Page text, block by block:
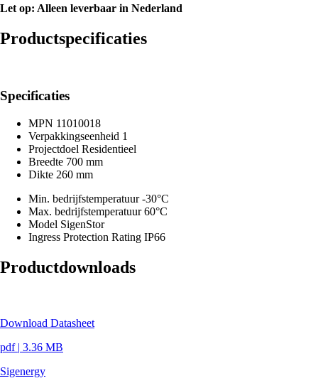
Let op: Alleen leverbaar in Nederland
Productspecificaties
Specificaties
MPN 11010018
Verpakkingseenheid 1
Projectdoel Residentieel
Breedte 700 mm
Dikte 260 mm
Min. bedrijfstemperatuur-30°C
Max. bedrijfstemperatuur60°C
Model SigenStor
Ingress Protection Rating IP66
Productdownloads
Download Datasheet
pdf | 3.36 MB
Sigenergy